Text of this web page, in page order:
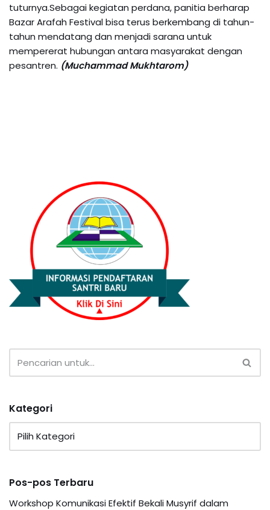
tuturnya.Sebagai kegiatan perdana, panitia berharap
Bazar Arafah Festival bisa terus berkembang di tahun-
tahun mendatang dan menjadi sarana untuk
mempererat hubungan antara masyarakat dengan
pesantren. (Muchammad Mukhtarom)
Kategori
Pos-pos Terbaru
Workshop Komunikasi Efektif Bekali Musyrif dalam